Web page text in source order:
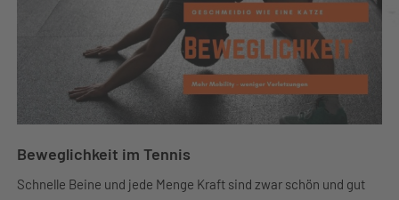
Beweglichkeit im Tennis
Schnelle Beine und jede Menge Kraft sind zwar schön und gut